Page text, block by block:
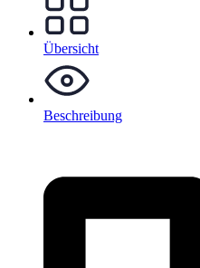
Übersicht
Beschreibung